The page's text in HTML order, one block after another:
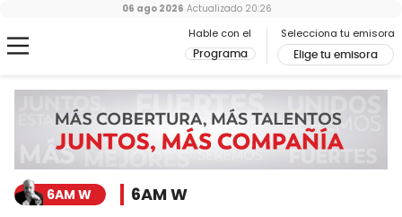
Hable con el
Programa
Selecciona tu emisora
Elige tu emisora
06 ago 2026 Actualizado 20:26
6AM W 6AM W